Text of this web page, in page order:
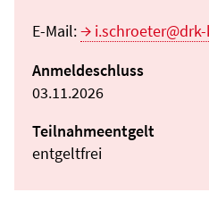
E-Mail:
Anmeldeschluss
03.11.2026
Teilnahmeentgelt
entgeltfrei